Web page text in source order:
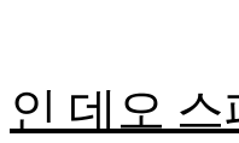
인 데오